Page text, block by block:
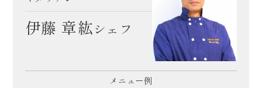
伊藤 章紘シェフ
メニュー例